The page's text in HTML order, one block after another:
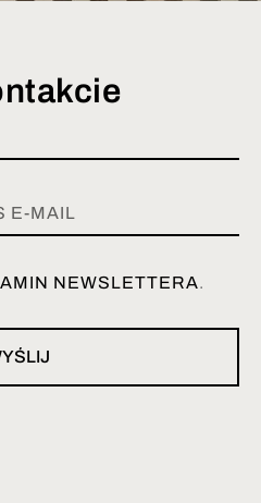
NEWSLETTERA.